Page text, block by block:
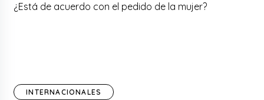
¿Está de acuerdo con el pedido de la mujer?
INTERNACIONALES